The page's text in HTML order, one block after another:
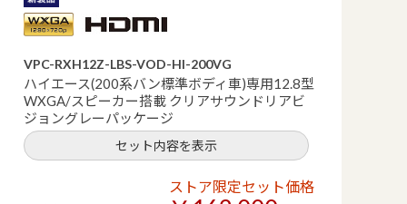
VPC-RXH12Z-LBS-VOD-HI-200VG
ハイエース(200系バン標準ボディ車)専用12.8型
WXGA/スピーカー搭載 クリアサウンドリアビ
ジョングレーパッケージ
セット内容を表示
ストア限定セット価格